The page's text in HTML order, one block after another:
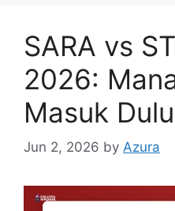
SARA vs
2026:
Masuk
Jun 2, 2026 by Azura